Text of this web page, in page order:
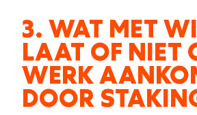
3. WAT MET
LAAT OF NIET
WERK
DOOR